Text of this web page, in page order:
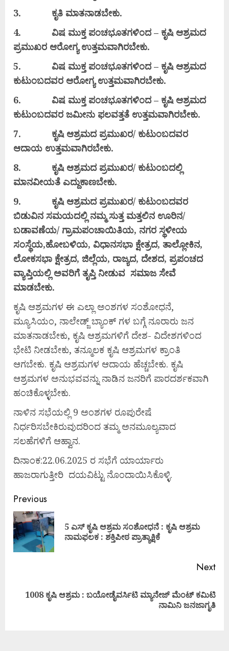
3. ಕೃತಿ ಮಾತನಾಡಬೇಕು.
4. ವಿಷ ಮುಕ್ತ ಪಂಚಭೂತಗಳಿಂದ – ಕೃಷಿ ಆಶ್ರಮದ
ಪ್ರಮುಖರ ಆರೋಗ್ಯಉತ್ತಮವಾಗಿರಬೇಕು.
5. ವಿಷ ಮುಕ್ತ ಪಂಚಭೂತಗಳಿಂದ – ಕೃಷಿ ಆಶ್ರಮದ
ಕುಟುಂಬದವರ ಆರೋಗ್ಯಉತ್ತಮವಾಗಿರಬೇಕು.
6. ವಿಷ ಮುಕ್ತ ಪಂಚಭೂತಗಳಿಂದ – ಕೃಷಿ ಆಶ್ರಮದ
ಕುಟುಂಬದವರ ಜಮೀನು ಫಲವತ್ತತೆ ಉತ್ತಮವಾಗಿರಬೇಕು.
7. ಕೃಷಿ ಆಶ್ರಮದ ಪ್ರಮುಖರ/ ಕುಟುಂಬದವರ
ಆದಾಯ ಉತ್ತಮವಾಗಿರಬೇಕು.
8. ಕೃಷಿ ಆಶ್ರಮದ ಪ್ರಮುಖರ/ ಕುಟುಂಬದಲ್ಲಿ
ಮಾನವೀಯತೆ ಎದ್ದುಕಾಣಬೇಕು.
9. ಕೃಷಿ ಆಶ್ರಮದ ಪ್ರಮುಖರ/ ಕುಟುಂಬದವರ
ಬಿಡುವಿನ ಸಮಯದಲ್ಲಿ ನಮ್ಮಸುತ್ತ ಮತ್ತಲಿನ ಊರಿನ/
ಬಡಾವಣೆಯ/ ಗ್ರಾಮಪಂಚಾಯಿತಿಯ, ನಗರ ಸ್ಥಳೀಯ
ಸಂಸ್ಥೆಯ,ಹೋಬಳಿಯ, ವಿಧಾನಸಭಾ ಕ್ಷೇತ್ರದ, ತಾಲ್ಲೋಕಿನ,
ಲೋಕಸಭಾ ಕ್ಷೇತ್ರದ, ಜಿಲ್ಲೆಯ, ರಾಜ್ಯದ, ದೇಶದ, ಪ್ರಪಂಚದ
ವ್ಯಾಪ್ತಿಯಲ್ಲಿ ಅವರಿಗೆ ತೃಪ್ತಿ ನೀಡುವ ಸಮಾಜ ಸೇವೆ
ಮಾಡಬೇಕು.
ಕೃಷಿ ಆಶ್ರಮಗಳ ಈ ಎಲ್ಲಾ ಅಂಶಗಳ ಸಂಶೋಧನೆ,
ಮ್ಯೂಸಿಯಂ, ನಾಲೇಡ್ಜ್ ಬ್ಯಾಂಕ್ ಗಳ ಬಗ್ಗೆ ನೂರಾರು ಜನ
ಮಾತನಾಡಬೇಕು, ಕೃಷಿ ಆಶ್ರಮಗಳಿಗೆ ದೇಶ- ವಿದೇಶಗಳಿಂದ
ಭೇಟಿ ನೀಡಬೇಕು, ತನ್ಮೂಲಕ ಕೃಷಿ ಆಶ್ರಮಗಳ ಕ್ರಾಂತಿ
ಆಗಬೇಕು. ಕೃಷಿ ಆಶ್ರಮಗಳ ಆದಾಯ ಹೆಚ್ಚಬೇಕು. ಕೃಷಿ
ಆಶ್ರಮಗಳ ಅನುಭವವನ್ನು ನಾಡಿನ ಜನರಿಗೆ ಪಾರದರ್ಶಕವಾಗಿ
ಹಂಚಿಕೊಳ್ಳಬೇಕು.
ನಾಳಿನ ಸಭೆಯಲ್ಲಿ 9 ಅಂಶಗಳ ರೂಪುರೇಷೆ
ನಿರ್ಧರಿಸಬೇಕಿರುವುದರಿಂದ ತಮ್ಮ ಅನಮೂಲ್ಯವಾದ
ಸಲಹೆಗಳಿಗೆ ಆಹ್ವಾನ.
ದಿನಾಂಕ:22.06.2025 ರ ಸಭೆಗೆ ಯಾರ್ಯಾರು
ಹಾಜರಾಗುತ್ತೀರಿ ದಯವಿಟ್ಟು ನೊಂದಾಯಿಸಿಕೊಳ್ಳಿ.
Previous
5 ಎಸ್ ಕೃಷಿ ಆಶ್ರಮ ಸಂಶೋಧನೆ : ಕೃಷಿ ಆಶ್ರಮ
ನಾಮಫಲಕ : ಶಕ್ತಿಪೀಠ ಪ್ರಾತ್ಯಾಕ್ಷಿಕೆ
Next
1008 ಕೃಷಿ ಆಶ್ರಮ : ಬಯೋಡೈವರ್ಸಿಟಿ ಮ್ಯಾನೇಜ್ ಮೆಂಟ್ ಕಮಿಟಿ
ನಾಮಿನಿ ಜನಜಾಗೃತಿ